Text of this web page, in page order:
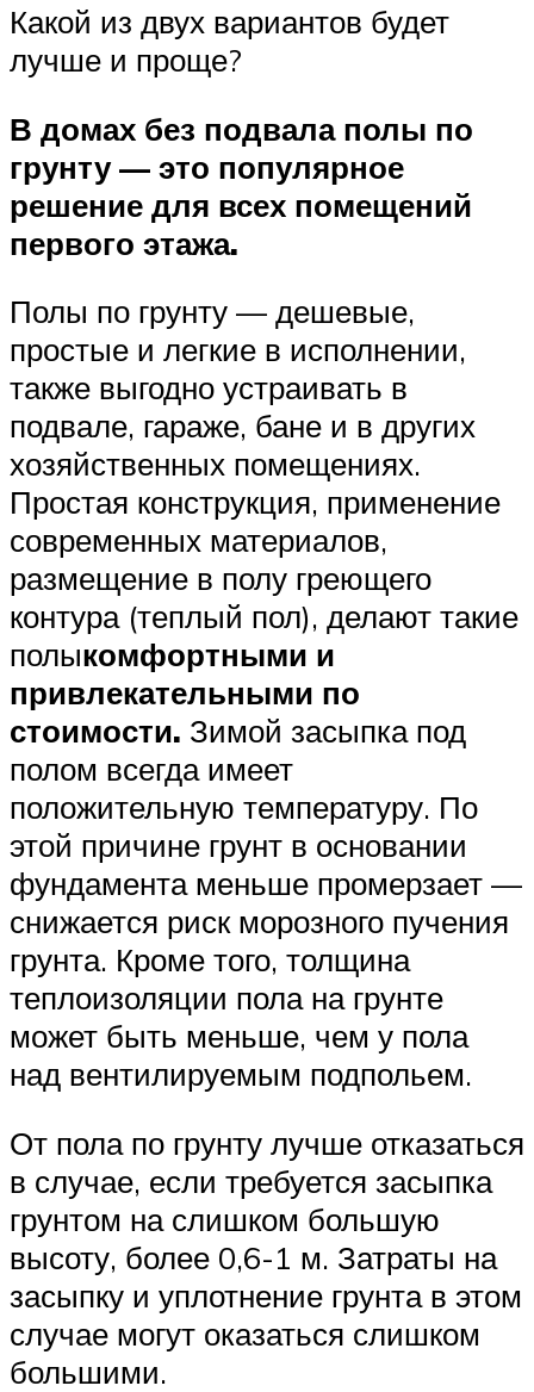
Какой из двух вариантов будет
лучше и проще?
В домах без подвала полы по
грунту — это популярное
решение для всех помещений
первого этажа.
Полы по грунту — дешевые,
простые и легкие в исполнении,
также выгодно устраивать в
подвале, гараже, бане и в других
хозяйственных помещениях.
Простая конструкция, применение
современных материалов,
размещение в полу греющего
контура (теплый пол), делают такие
полыкомфортными и
привлекательными по
стоимости. Зимой засыпка под
полом всегда имеет
положительную температуру. По
этой причине грунт в основании
фундамента меньше промерзает —
снижается риск морозного пучения
грунта. Кроме того, толщина
теплоизоляции пола на грунте
может быть меньше, чем у пола
над вентилируемым подпольем.
От пола по грунту лучше отказаться
в случае, если требуется засыпка
грунтом на слишком большую
высоту, более 0,6-1 м. Затраты на
засыпку и уплотнение грунта в этом
случае могут оказаться слишком
большими.